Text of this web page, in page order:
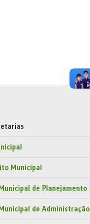
Municipal
de Planejamento
de Administração